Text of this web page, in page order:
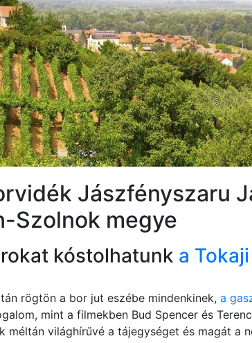
Jászfényszaru
Szolnok megye
kóstolhatunk a
rögtön a bor jut eszébe mindenkinek, a
mint a filmekben Bud Spencer és
méltán világhírűvé a tájegységet és magát a